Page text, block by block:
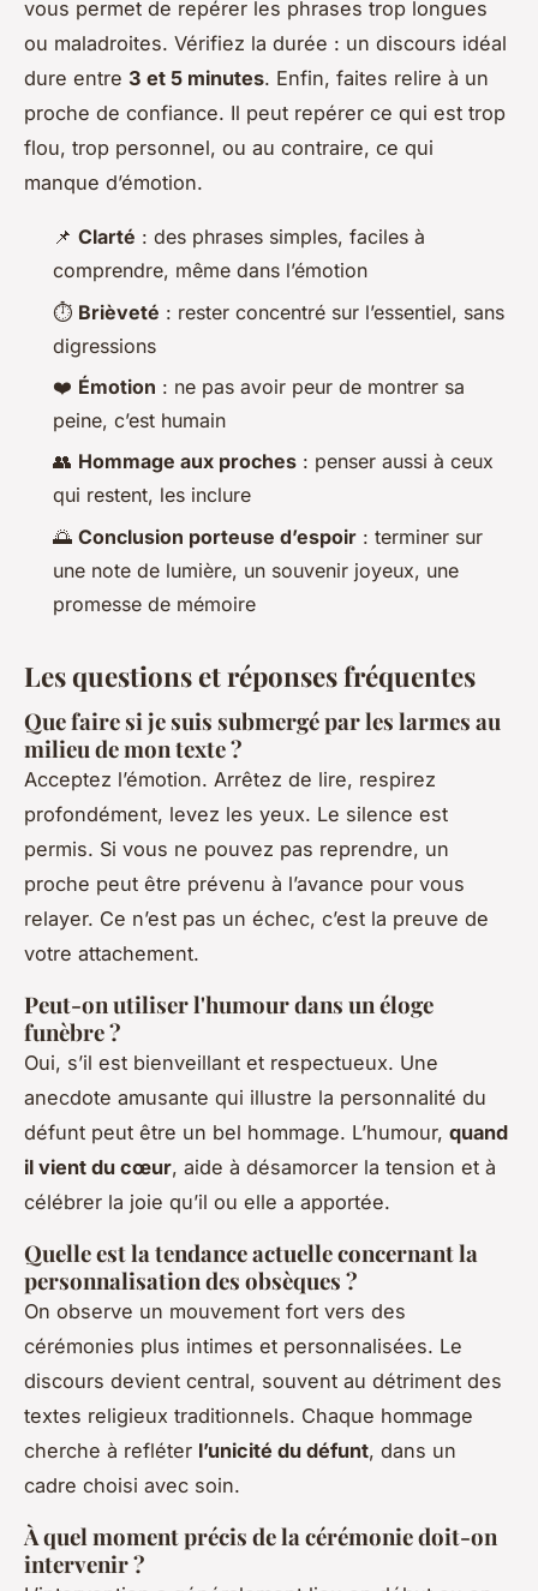
vous permet de repérer les phrases trop longues
ou maladroites. Vérifiez la durée : un discours idéal
dure entre 3 et 5 minutes. Enfin, faites relire à un
proche de confiance. Il peut repérer ce qui est trop
flou, trop personnel, ou au contraire, ce qui
manque d’émotion.
📌 Clarté : des phrases simples, faciles à
comprendre, même dans l’émotion
⏱️ Brièveté : rester concentré sur l’essentiel, sans
digressions
❤️ Émotion : ne pas avoir peur de montrer sa
peine, c’est humain
👥 Hommage aux proches : penser aussi à ceux
qui restent, les inclure
🌅 Conclusion porteuse d’espoir : terminer sur
une note de lumière, un souvenir joyeux, une
promesse de mémoire
Les questions et réponses fréquentes
Que faire si je suis submergé par les larmes au
milieu de mon texte ?
Acceptez l’émotion. Arrêtez de lire, respirez
profondément, levez les yeux. Le silence est
permis. Si vous ne pouvez pas reprendre, un
proche peut être prévenu à l’avance pour vous
relayer. Ce n’est pas un échec, c’est la preuve de
votre attachement.
Peut-on utiliser l'humour dans un éloge
funèbre ?
Oui, s’il est bienveillant et respectueux. Une
anecdote amusante qui illustre la personnalité du
défunt peut être un bel hommage. L’humour, quand
il vient du cœur, aide à désamorcer la tension et à
célébrer la joie qu’il ou elle a apportée.
Quelle est la tendance actuelle concernant la
personnalisation des obsèques ?
On observe un mouvement fort vers des
cérémonies plus intimes et personnalisées. Le
discours devient central, souvent au détriment des
textes religieux traditionnels. Chaque hommage
cherche à refléter l’unicité du défunt, dans un
cadre choisi avec soin.
À quel moment précis de la cérémonie doit-on
intervenir ?